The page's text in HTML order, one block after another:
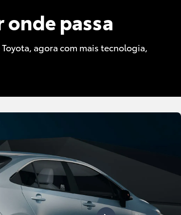
passa
agora com mais tecnologia,